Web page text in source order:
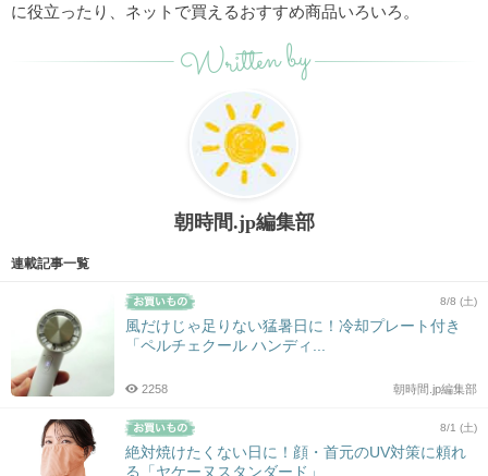
に役立ったり、ネットで買えるおすすめ商品いろいろ。
Written by
朝時間.jp編集部
連載記事一覧
8/8 (土)
風だけじゃ足りない猛暑日に！冷却プレート付き
「ペルチェクール ハンディ...
朝時間.jp編集部
2258
8/1 (土)
絶対焼けたくない日に！顔・首元のUV対策に頼れ
る「ヤケーヌスタンダード」